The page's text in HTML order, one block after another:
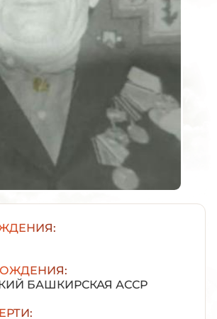
БАШКИРСКАЯ АССР